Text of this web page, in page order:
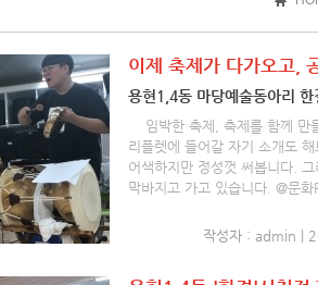
이제 축제가 다가오고,
용현1,4동 마당예술동아리 한
임박한 축제, 축제를 함께 만
리플렛에 들어갈 자기 소개도
어색하지만 정성껏 써봅니다.
막바지고 가고 있습니다. @문
작성자 : admin |